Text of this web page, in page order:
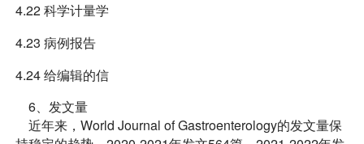
4.22 科学计量学
4.23 病例报告
4.24 给编辑的信
6、发文量
近年来，World Journal of Gastroenterology的发文量保